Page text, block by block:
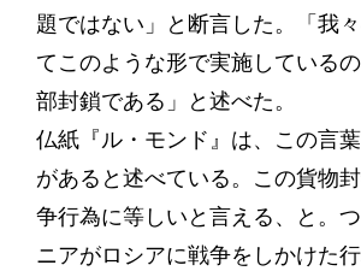
題ではない」と断言した。「我
てこのような形で実施している
部封鎖である」と述べた。
仏紙『ル・モンド』は、この言
があると述べている。この貨物
争行為に等しいと言える、と。
ニアがロシアに戦争をしかけた